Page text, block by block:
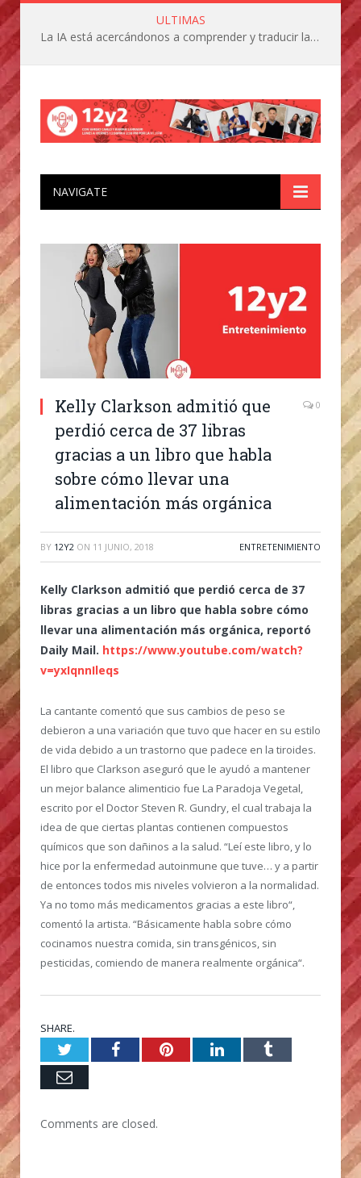
ULTIMAS
La IA está acercándonos a comprender y traducir las vocalizaciones y comportamientos de nuestras mascotas
NAVIGATE
Kelly Clarkson admitió que
perdió cerca de 37 libras
gracias a un libro que habla
sobre cómo llevar una
alimentación más orgánica
0
BY 12Y2 ON 11 JUNIO, 2018 ENTRETENIMIENTO
Kelly Clarkson admitió que perdió cerca de 37
libras gracias a un libro que habla sobre cómo
llevar una alimentación más orgánica, reportó
Daily Mail. https://www.youtube.com/watch?
v=yxIqnnIleqs
La cantante comentó que sus cambios de peso se
debieron a una variación que tuvo que hacer en su estilo
de vida debido a un trastorno que padece en la tiroides.
El libro que Clarkson aseguró que le ayudó a mantener
un mejor balance alimenticio fue La Paradoja Vegetal,
escrito por el Doctor Steven R. Gundry, el cual trabaja la
idea de que ciertas plantas contienen compuestos
químicos que son dañinos a la salud. “Leí este libro, y lo
hice por la enfermedad autoinmune que tuve… y a partir
de entonces todos mis niveles volvieron a la normalidad.
Ya no tomo más medicamentos gracias a este libro“,
comentó la artista. “Básicamente habla sobre cómo
cocinamos nuestra comida, sin transgénicos, sin
pesticidas, comiendo de manera realmente orgánica“.
SHARE.
TwitterFacebookPinterestLinkedInTumblr
Email
Comments are closed.